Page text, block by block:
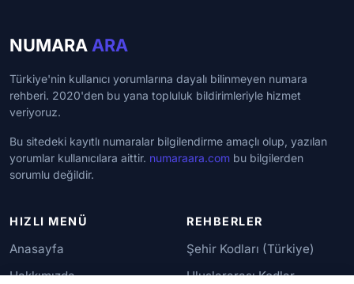
NUMARA ARA
Türkiye'nin kullanıcı yorumlarına dayalı bilinmeyen numara
rehberi. 2020'den bu yana topluluk bildirimleriyle hizmet
veriyoruz.
Bu sitedeki kayıtlı numaralar bilgilendirme amaçlı olup, yazılan
yorumlar kullanıcılara aittir. numaraara.com bu bilgilerden
sorumlu değildir.
HIZLI MENÜ
Anasayfa
Hakkımızda
REHBERLER
Şehir Kodları (Türkiye)
Uluslararası Kodlar